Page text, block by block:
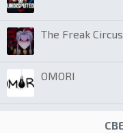
The Freak Circus
OMORI